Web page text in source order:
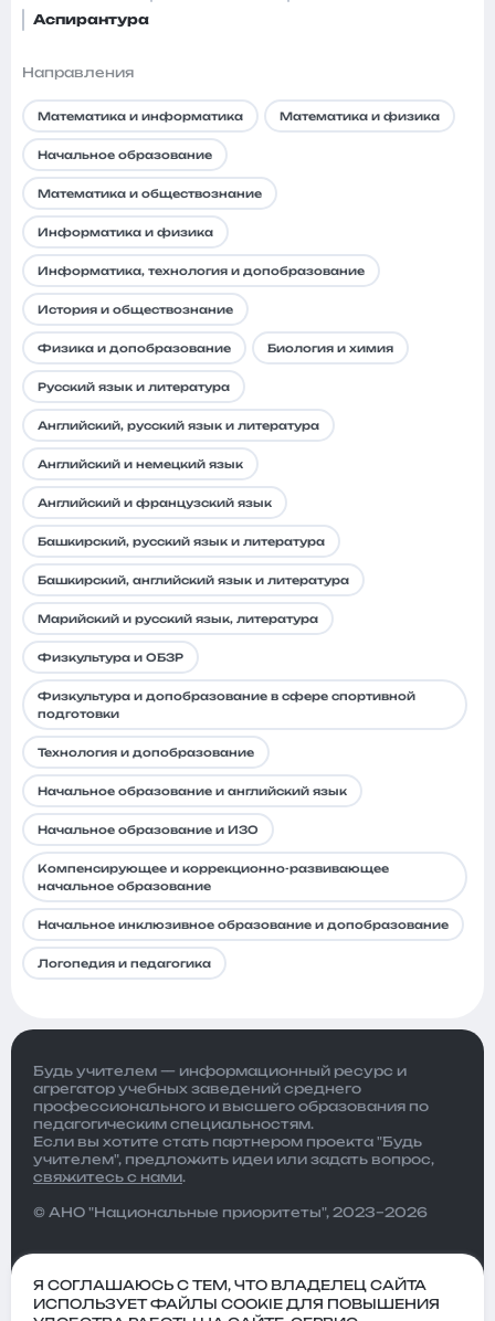
Аспирантура
Направления
Математика и информатика Математика и физика
Начальное образование
Математика и обществознание
Информатика и физика
Информатика, технология и допобразование
История и обществознание
Физика и допобразование Биология и химия
Русский язык и литература
Английский, русский язык и литература
Английский и немецкий язык
Английский и французский язык
Башкирский, русский язык и литература
Башкирский, английский язык и литература
Марийский и русский язык, литература
Физкультура и ОБЗР
Физкультура и допобразование в сфере спортивной
подготовки
Технология и допобразование
Начальное образование и английский язык
Начальное образование и ИЗО
Компенсирующее и коррекционно-развивающее
начальное образование
Начальное инклюзивное образование и допобразование
Логопедия и педагогика
Будь учителем — информационный ресурс и
агрегатор учебных заведений среднего
профессионального и высшего образования по
педагогическим специальностям.
Если вы хотите стать партнером проекта "Будь
учителем", предложить идеи или задать вопрос,
свяжитесь с нами.
© АНО "Национальные приоритеты", 2023–2026
Я СОГЛАШАЮСЬ С ТЕМ, ЧТО ВЛАДЕЛЕЦ САЙТА
ИСПОЛЬЗУЕТ ФАЙЛЫ COOKIE ДЛЯ ПОВЫШЕНИЯ